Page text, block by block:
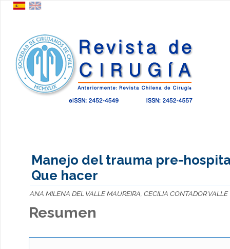
Manejo del trauma pre-
Que hacer
ANA MILENA DEL VALLE MAUREIRA, CECILIA CONTADOR VALLE
Resumen